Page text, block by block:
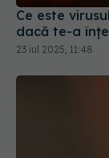
Ce este
dacă te-a
23 iul 2025, 11:48